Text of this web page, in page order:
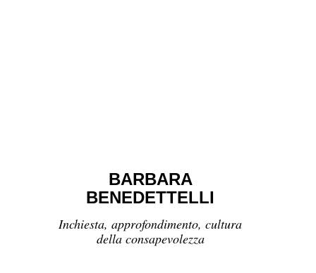
BARBARA
BENEDETTELLI
Inchiesta, approfondimento, cultura
della consapevolezza